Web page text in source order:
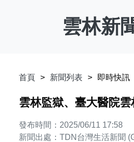
雲林新
首頁 新聞列表 即時快訊
雲林監獄、臺大醫院
發布時間：2025/06/11 17:58
新聞出處：TDN台灣生活新聞